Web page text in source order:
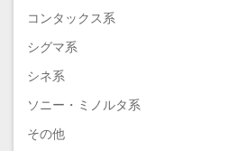
ENNA München（エナ）
ELEFOTO（エレフォト）
ELECOM（エレコム）
￼EIZO（エイゾ）
edelkrone（エーデンクローン）
コンタックス系
シグマ系
シネ系
ソニー・ミノルタ系
その他